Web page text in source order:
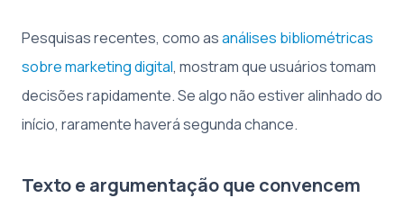
Pesquisas recentes, como asanálises bibliométricas
sobre marketing digital, mostram que usuários tomam
decisões rapidamente. Se algo não estiver alinhado do
início, raramente haverá segunda chance.
Texto e argumentação que convencem